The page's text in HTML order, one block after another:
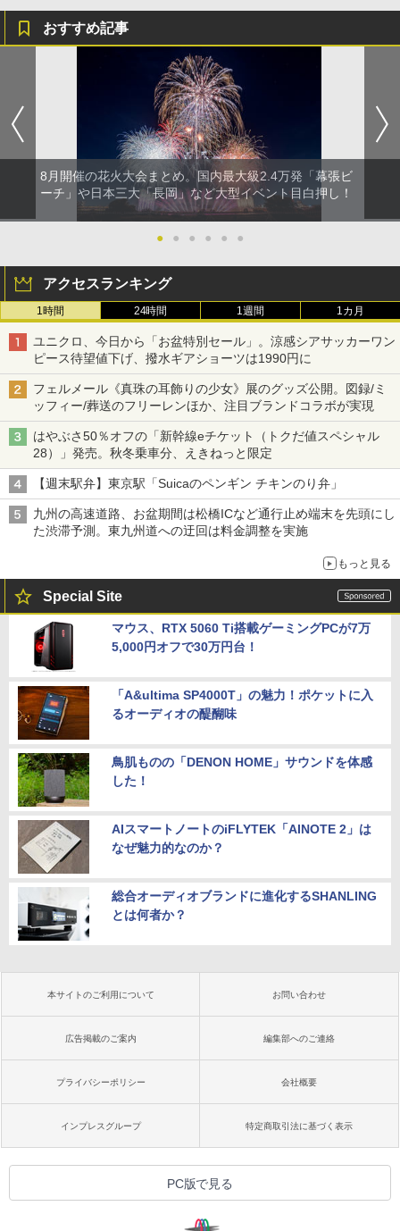
おすすめ記事
8月開催の花火大会まとめ。国内最大級2.4万発「幕張ビ
ーチ」や日本三大「長岡」など大型イベント目白押し！
● ● ● ● ● ●
アクセスランキング
1時間 24時間 1週間 1カ月
ユニクロ、今日から「お盆特別セール」。涼感シアサッカーワン
ピース待望値下げ、撥水ギアショーツは1990円に
フェルメール《真珠の耳飾りの少女》展のグッズ公開。図録/ミ
ッフィー/葬送のフリーレンほか、注目ブランドコラボが実現
はやぶさ50％オフの「新幹線eチケット（トクだ値スペシャル
28）」発売。秋冬乗車分、えきねっと限定
【週末駅弁】東京駅「Suicaのペンギン チキンのり弁」
九州の高速道路、お盆期間は松橋ICなど通行止め端末を先頭にし
た渋滞予測。東九州道への迂回は料金調整を実施
もっと見る
Special Site
マウス、RTX 5060 Ti搭載ゲーミングPCが7万
5,000円オフで30万円台！
「A&ultima SP4000T」の魅力！ポケットに入
るオーディオの醍醐味
鳥肌ものの「DENON HOME」サウンドを体感
した！
AIスマートノートのiFLYTEK「AINOTE 2」は
なぜ魅力的なのか？
総合オーディオブランドに進化するSHANLING
とは何者か？
本サイトのご利用について お問い合わせ
広告掲載のご案内 編集部へのご連絡
プライバシーポリシー 会社概要
インプレスグループ 特定商取引法に基づく表示
PC版で見る